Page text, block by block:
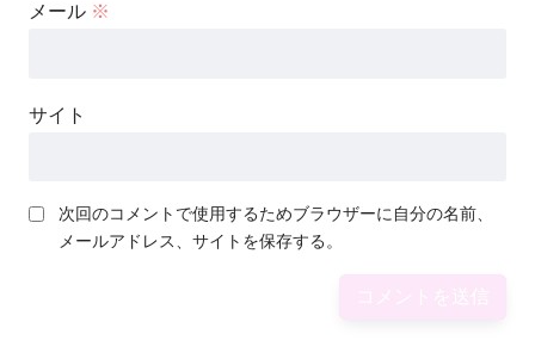
メール ※
サイト
次回のコメントで使用するためブラウザーに自分の名前、
メールアドレス、サイトを保存する。